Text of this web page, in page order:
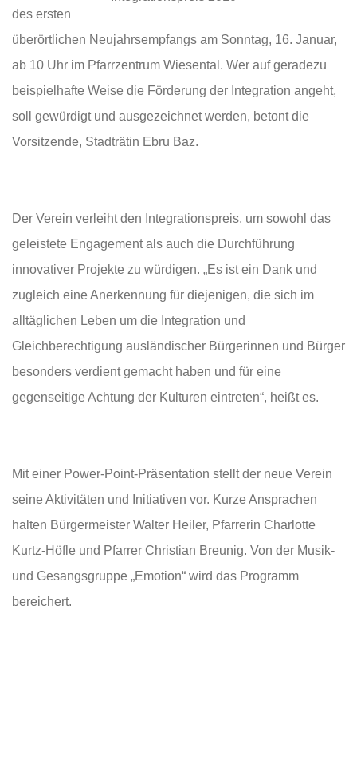
des ersten
überörtlichen Neujahrsempfangs am Sonntag, 16. Januar,
ab 10 Uhr im Pfarrzentrum Wiesental. Wer auf geradezu
beispielhafte Weise die Förderung der Integration angeht,
soll gewürdigt und ausgezeichnet werden, betont die
Vorsitzende, Stadträtin Ebru Baz.
Der Verein verleiht den Integrationspreis, um sowohl das
geleistete Engagement als auch die Durchführung
innovativer Projekte zu würdigen. „Es ist ein Dank und
zugleich eine Anerkennung für diejenigen, die sich im
alltäglichen Leben um die Integration und
Gleichberechtigung ausländischer Bürgerinnen und Bürger
besonders verdient gemacht haben und für eine
gegenseitige Achtung der Kulturen eintreten“, heißt es.
Mit einer Power-Point-Präsentation stellt der neue Verein
seine Aktivitäten und Initiativen vor. Kurze Ansprachen
halten Bürgermeister Walter Heiler, Pfarrerin Charlotte
Kurtz-Höfle und Pfarrer Christian Breunig. Von der Musik-
und Gesangsgruppe „Emotion“ wird das Programm
bereichert.